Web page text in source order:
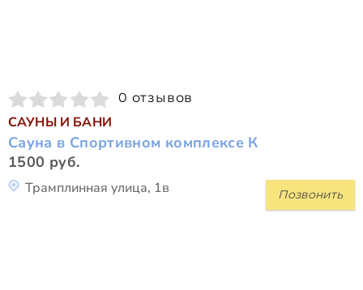
0 отзывов
САУНЫ И БАНИ
Сауна в Спортивном комплексе К
1500 руб.
Позвонить
Трамплинная улица, 1в